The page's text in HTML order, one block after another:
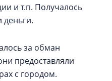
и т.п. Получалось
деньги.
за обман
предоставляли
с городом.